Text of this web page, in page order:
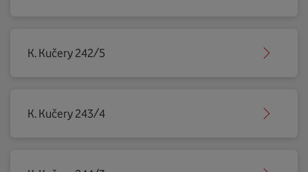
K. Kučery 242/5
K. Kučery 243/4